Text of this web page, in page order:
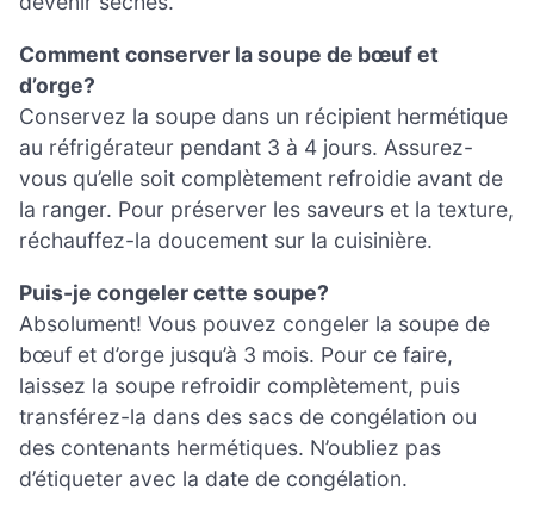
Comment conserver la soupe de bœuf et
d’orge?
Conservez la soupe dans un récipient hermétique
au réfrigérateur pendant 3 à 4 jours. Assurez-
vous qu’elle soit complètement refroidie avant de
la ranger. Pour préserver les saveurs et la texture,
réchauffez-la doucement sur la cuisinière.
Puis-je congeler cette soupe?
Absolument! Vous pouvez congeler la soupe de
bœuf et d’orge jusqu’à 3 mois. Pour ce faire,
laissez la soupe refroidir complètement, puis
transférez-la dans des sacs de congélation ou
des contenants hermétiques. N’oubliez pas
d’étiqueter avec la date de congélation.